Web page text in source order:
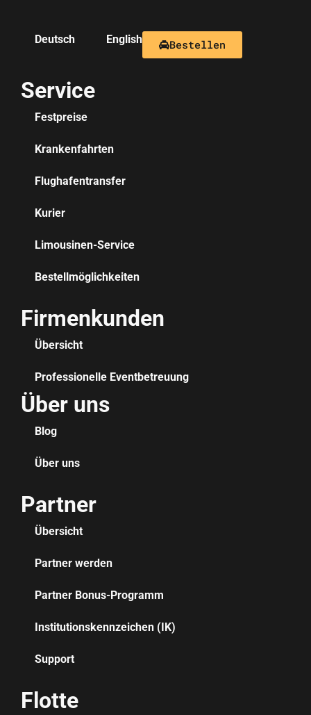
Deutsch English Bestellen
Service
Festpreise
Krankenfahrten
Flughafentransfer
Kurier
Limousinen-Service
Bestellmöglichkeiten
Firmenkunden
Übersicht
Professionelle Eventbetreuung
Über uns
Blog
Über uns
Partner
Übersicht
Partner werden
Partner Bonus-Programm
Institutionskennzeichen (IK)
Support
Flotte